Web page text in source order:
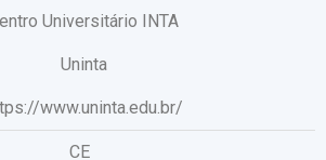
Universitário INTA
Uninta
www.uninta.edu.br/
CE